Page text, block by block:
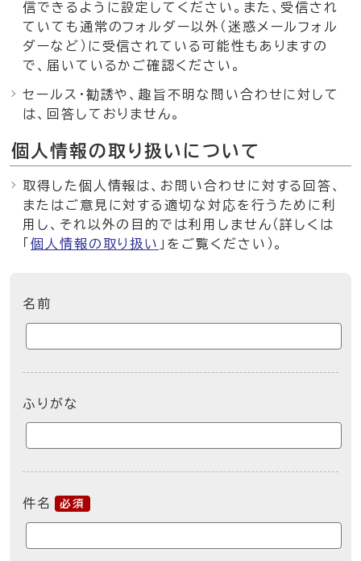
信できるように設定してください。また、受信され
ていても通常のフォルダー以外（迷惑メールフォル
ダーなど）に受信されている可能性もありますの
で、届いているかご確認ください。
セールス・勧誘や、趣旨不明な問い合わせに対して
は、回答しておりません。
個人情報の取り扱いについて
取得した個人情報は、お問い合わせに対する回答、
またはご意見に対する適切な対応を行うために利
用し、それ以外の目的では利用しません（詳しくは
個人情報の取り扱い 」をご覧ください）。
名前
ふりがな
件名 必須